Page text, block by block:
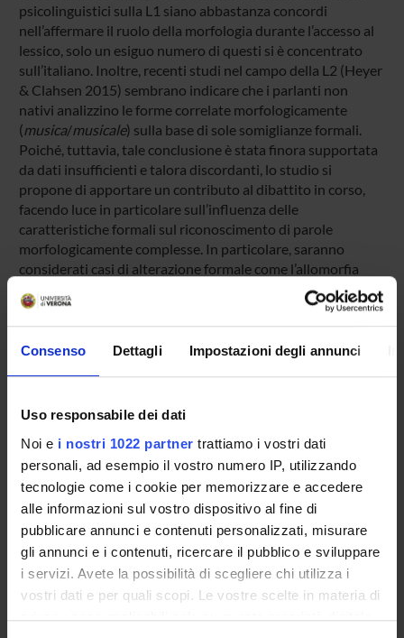
Consenso Dettagli Impostazioni degli annunci
Uso responsabile dei dati
Noi e i nostri 1022 partner trattiamo i vostri dati
personali, ad esempio il vostro numero IP, utilizzando
tecnologie come i cookie per memorizzare e accedere
alle informazioni sul vostro dispositivo al fine di
pubblicare annunci e contenuti personalizzati, misurare
gli annunci e i contenuti, ricercare il pubblico e sviluppare
i servizi. Avete la possibilità di scegliere chi utilizza i
vostri dati e per quali scopi. Le vostre scelte in materia di
privacy sono applicabili solo su questa proprietà digitale
psicolinguistici sulla L1 siano abbastanza concordi
nell’affermare il ruolo della morfologia durante l’accesso al
lessico, solo un esiguo numero di questi si è concentrato
sull’italiano. Inoltre, recenti studi nel campo della L2 (Heyer
& Clahsen 2015) sembrano indicare che i parlanti non
nativi analizzino le forme correlate morfologicamente
(musica/musicale) sulla base di sole somiglianze formali.
Poiché, tuttavia, tale conclusione è stata finora supportata
da dati insufficienti e talora discordanti, lo studio si
propone di apportare un contributo al dibattito in corso,
facendo luce in particolare sull’influenza delle
caratteristiche formali sul riconoscimento di parole
morfologicamente complesse. In particolare, saranno
considerati casi di alterazione formale come l’allomorfia
) e casi di parole contenenti basi legate,
ovvero basi che non possono ricorrere in isolamento
(terrore/terribile). L’indagine è volta a definire, tramite una
serie di esperimenti di tipo psicolinguistico (decisione
di parole e a paragonare tali connessioni a quelle tra parole
morfologicamente più trasparenti. Successivamente, si
confronteranno le performance di parlanti di italiano L2 e
L1 al fine di stabilire se i meccanismi di accesso al lessico
complesso L2 differiscano significativamente rispetto a
quelli innescati durante la processazione L1.
PROJECT PARTICIPANTS
Serena Dal Maso